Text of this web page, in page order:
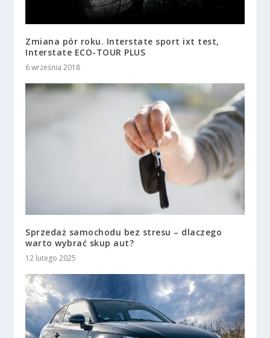
Zmiana pór roku. Interstate sport ixt test,
Interstate ECO-TOUR PLUS
6 września 2018
Sprzedaż samochodu bez stresu – dlaczego
warto wybrać skup aut?
12 lutego 2025